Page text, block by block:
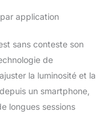
adjust the
on your
and
GVM branded
support mesh
Bowens &
application
sans conteste son
de
la luminosité et la
un smartphone,
longues sessions